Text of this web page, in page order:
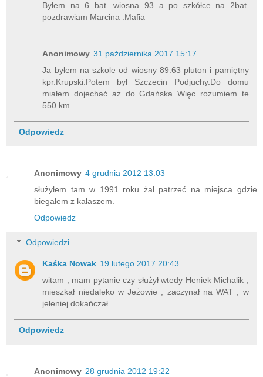
Byłem na 6 bat. wiosna 93 a po szkółce na 2bat.
pozdrawiam Marcina .Mafia
Anonimowy 31 października 2017 15:17
Ja byłem na szkole od wiosny 89.63 pluton i pamiętny
kpr.Krupski.Potem był Szczecin Podjuchy.Do domu
miałem dojechać aż do Gdańska Więc rozumiem te
550 km
Odpowiedz
Anonimowy 4 grudnia 2012 13:03
służyłem tam w 1991 roku żal patrzeć na miejsca gdzie
biegałem z kałaszem.
Odpowiedz
Odpowiedzi
Kaśka Nowak 19 lutego 2017 20:43
witam , mam pytanie czy służył wtedy Heniek Michalik ,
mieszkał niedaleko w Jeżowie , zaczynał na WAT , w
jeleniej dokańczał
Odpowiedz
Anonimowy 28 grudnia 2012 19:22